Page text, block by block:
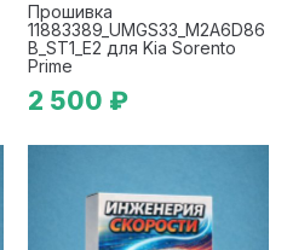
Прошивка
11883389_UMGS33_M2A6D86
B_ST1_E2 для Kia Sorento
Prime
2 500 ₽